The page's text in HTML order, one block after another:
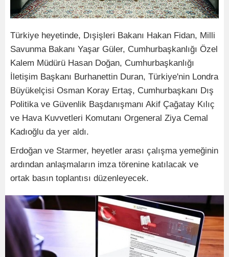
Türkiye heyetinde, Dışişleri Bakanı Hakan Fidan, Milli
Savunma Bakanı Yaşar Güler, Cumhurbaşkanlığı Özel
Kalem Müdürü Hasan Doğan, Cumhurbaşkanlığı
İletişim Başkanı Burhanettin Duran, Türkiye'nin Londra
Büyükelçisi Osman Koray Ertaş, Cumhurbaşkanı Dış
Politika ve Güvenlik Başdanışmanı Akif Çağatay Kılıç
ve Hava Kuvvetleri Komutanı Orgeneral Ziya Cemal
Kadıoğlu da yer aldı.
Erdoğan ve Starmer, heyetler arası çalışma yemeğinin
ardından anlaşmaların imza törenine katılacak ve
ortak basın toplantısı düzenleyecek.